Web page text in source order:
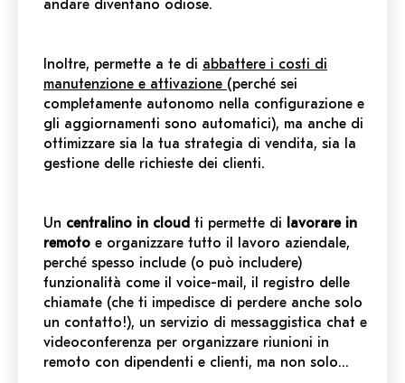
andare diventano odiose.
Inoltre, permette a te di abbattere i costi di
manutenzione e attivazione (perché sei
completamente autonomo nella configurazione e
gli aggiornamenti sono automatici), ma anche di
ottimizzare sia la tua strategia di vendita, sia la
gestione delle richieste dei clienti.
Un centralino in cloud ti permette di
lavorare in
remoto e organizzare tutto il lavoro aziendale,
perché spesso include (o può includere)
funzionalità come il voice-mail, il registro delle
chiamate (che ti impedisce di perdere anche solo
un contatto!), un servizio di messaggistica chat e
videoconferenza per organizzare riunioni in
remoto con dipendenti e clienti, ma non solo…